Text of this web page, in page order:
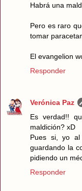
Habrá una
Pero es raro
tomar
El evangelion
Responder
Verónica Paz
Es verdad!!
maldición? xD
Pues si, yo al
guardando la
pidiendo un
Responder